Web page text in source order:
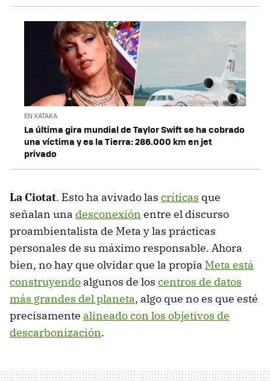
EN XATAKA
La última gira mundial de Taylor Swift se ha cobrado
una víctima y es la Tierra: 286.000 km en jet
privado
La Ciotat. Esto ha avivado las críticas que
señalan una desconexión entre el discurso
proambientalista de Meta y las prácticas
personales de su máximo responsable. Ahora
bien, no hay que olvidar que la propia Meta está
construyendo algunos de los centros de datos
más grandes del planeta, algo que no es que esté
precisamente alineado con los objetivos de
descarbonización.